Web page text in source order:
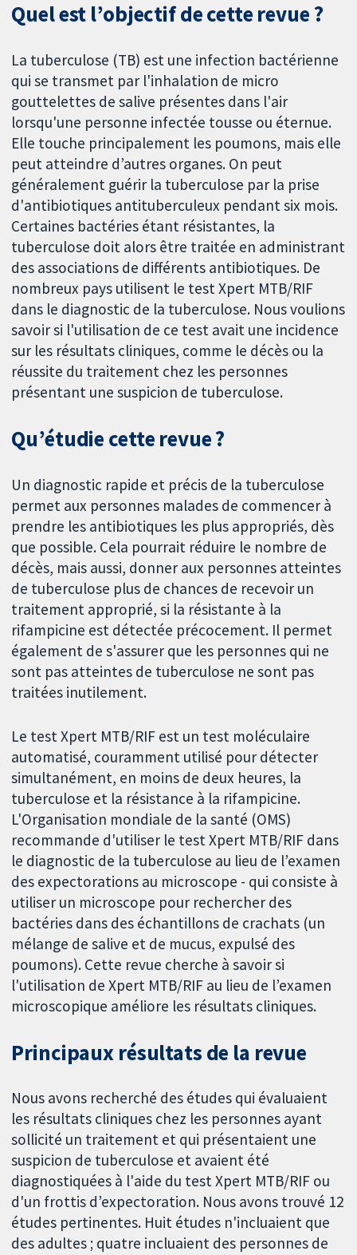
Quel est l’objectif de cette revue ?
La tuberculose (TB) est une infection bactérienne
qui se transmet par l'inhalation de micro
gouttelettes de salive présentes dans l'air
lorsqu'une personne infectée tousse ou éternue.
Elle touche principalement les poumons, mais elle
peut atteindre d’autres organes. On peut
généralement guérir la tuberculose par la prise
d'antibiotiques antituberculeux pendant six mois.
Certaines bactéries étant résistantes, la
tuberculose doit alors être traitée en administrant
des associations de différents antibiotiques. De
nombreux pays utilisent le test Xpert MTB/RIF
dans le diagnostic de la tuberculose. Nous voulions
savoir si l'utilisation de ce test avait une incidence
sur les résultats cliniques, comme le décès ou la
réussite du traitement chez les personnes
présentant une suspicion de tuberculose.
Qu’étudie cette revue ?
Un diagnostic rapide et précis de la tuberculose
permet aux personnes malades de commencer à
prendre les antibiotiques les plus appropriés, dès
que possible. Cela pourrait réduire le nombre de
décès, mais aussi, donner aux personnes atteintes
de tuberculose plus de chances de recevoir un
traitement approprié, si la résistante à la
rifampicine est détectée précocement. Il permet
également de s'assurer que les personnes qui ne
sont pas atteintes de tuberculose ne sont pas
traitées inutilement.
Le test Xpert MTB/RIF est un test moléculaire
automatisé, couramment utilisé pour détecter
simultanément, en moins de deux heures, la
tuberculose et la résistance à la rifampicine.
L'Organisation mondiale de la santé (OMS)
recommande d'utiliser le test Xpert MTB/RIF dans
le diagnostic de la tuberculose au lieu de l’examen
des expectorations au microscope - qui consiste à
utiliser un microscope pour rechercher des
bactéries dans des échantillons de crachats (un
mélange de salive et de mucus, expulsé des
poumons). Cette revue cherche à savoir si
l'utilisation de Xpert MTB/RIF au lieu de l’examen
microscopique améliore les résultats cliniques.
Principaux résultats de la revue
Nous avons recherché des études qui évaluaient
les résultats cliniques chez les personnes ayant
sollicité un traitement et qui présentaient une
suspicion de tuberculose et avaient été
diagnostiquées à l'aide du test Xpert MTB/RIF ou
d'un frottis d’expectoration. Nous avons trouvé 12
études pertinentes. Huit études n'incluaient que
des adultes ; quatre incluaient des personnes de